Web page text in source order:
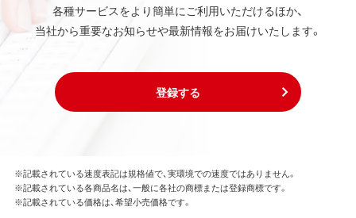
各種サービスをより簡単にご利用いただけるほか、
当社から重要なお知らせや最新情報をお届けいたします。
登録する
※記載されている速度表記は規格値で、実環境での速度ではありません。
※記載されている各商品名は、一般に各社の商標または登録商標です。
※記載されている価格は、希望小売価格です。